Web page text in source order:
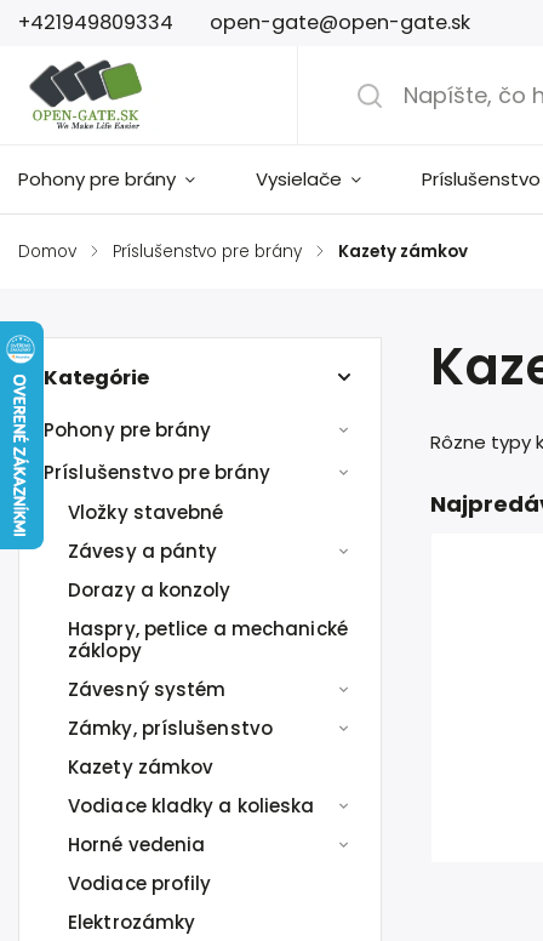
+421949809334 open-gate@open-gate.sk
Pohony pre brány Vysielače
Domov / Príslušenstvo pre brány / Kazety zámkov
Kategórie
Pohony pre brány
Príslušenstvo pre brány
Vložky stavebné
Závesy a pánty
Dorazy a konzoly
Haspry, petlice a mechanické
záklopy
Závesný systém
Zámky, príslušenstvo
Kazety zámkov
Vodiace kladky a kolieska
Horné vedenia
Vodiace profily
Elektrozámky
Rôzne typy